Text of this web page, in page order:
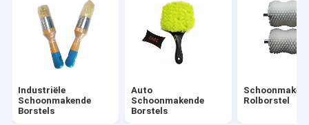
Roestvrij staalStaalborstels
Lange Pijp Schoonmakende Borstel
Industriële
Schoonmakende
Borstels
Auto
Schoonmakende
Borstels
Rolborstel